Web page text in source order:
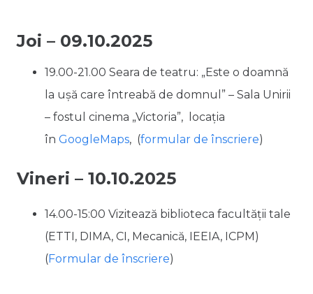
Joi – 09.10.2025
19.00-21.00 Seara de teatru: „Este o doamnă
la ușă care întreabă de domnul” – Sala Unirii
– fostul cinema „Victoria”,
locația
în GoogleMaps, (formular de înscriere)
Vineri – 10.10.2025
14.00-15:00 Vizitează biblioteca facultății tale
(ETTI, DIMA, CI, Mecanică, IEEIA, ICPM)
(Formular de înscriere)